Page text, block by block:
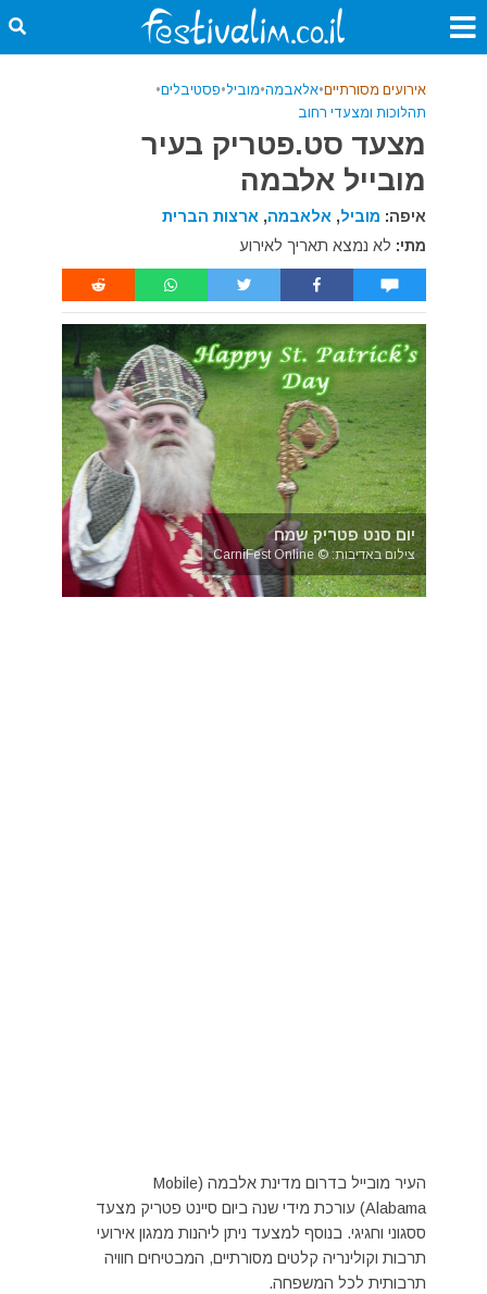
אירועים מסורתיים•אלאבמה•מוביל•פסטיבלים•
תהלוכות ומצעדי רחוב
מצעד סט.פטריק בעיר
מובייל אלבמה
איפה: מוביל, אלאבמה, ארצות הברית
מתי: לא נמצא תאריך לאירוע
יום סנט פטריק שמח
צילום באדיבות: © CarniFest Online
העיר מובייל בדרום מדינת אלבמה (Mobile
Alabama) עורכת מידי שנה ביום סיינט פטריק מצעד
ססגוני וחגיגי. בנוסף למצעד ניתן ליהנות ממגון אירועי
תרבות וקולינריה קלטים מסורתיים, המבטיחים חוויה
תרבותית לכל המשפחה.